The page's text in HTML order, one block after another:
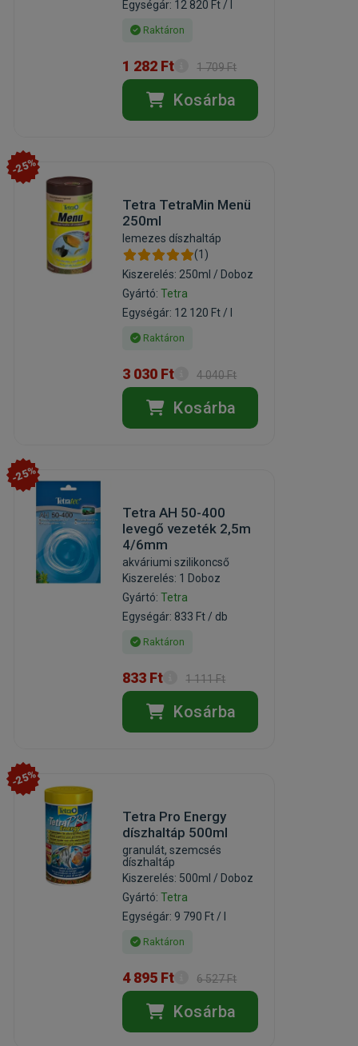
Egységár: 12 820 Ft / l
Raktáron
1 282 Ft 1 709 Ft
Kosárba
-25%
Tetra TetraMin Menü
250ml
lemezes díszhaltáp
(1)
Kiszerelés: 250ml / Doboz
Gyártó:Tetra
Egységár: 12 120 Ft / l
Raktáron
3 030 Ft 4 040 Ft
Kosárba
-25%
Tetra AH 50-400
levegő vezeték 2,5m
4/6mm
akváriumi szilikoncső
Kiszerelés: 1 Doboz
Gyártó:Tetra
Egységár: 833 Ft / db
Raktáron
833 Ft 1 111 Ft
Kosárba
-25%
Tetra Pro Energy
díszhaltáp 500ml
granulát, szemcsés
díszhaltáp
Kiszerelés: 500ml / Doboz
Gyártó:Tetra
Egységár: 9 790 Ft / l
Raktáron
4 895 Ft 6 527 Ft
Kosárba